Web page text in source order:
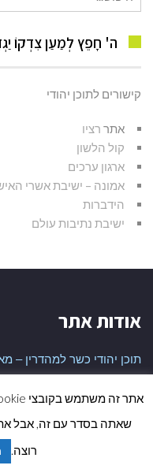
עבור:
ה' חָפֵץ לְמַעַן צִדְקוֹ
קישורים לתוכן יהודי
אתר רציו
קול הלשון
ארגון ערכים
אמונה – ישיבת אשרי
הידברות
ישיבת נתיבות עולם
אודות אתר
תוכן יהודי כשר למהדרין
היסטוריה יהודית ועוד
כל
שאתה בסדר עם זה, אבל
רוצה.